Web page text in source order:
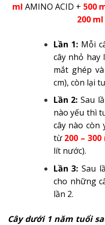
ml AMINO ACID + 500
200 ml
Lần 1:Mỗi
cây nhỏ hay
mắt ghép
cm), còn lại
Lần 2: Sau
nào yếu thì
cây nào còn
từ 200 – 300
lít nước).
Lần 3: Sau
cho những
lần 2.
Cây dưới 1 năm tuổi